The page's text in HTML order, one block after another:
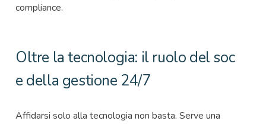
compliance.
Oltre la tecnologia: il ruolo del soc
e della gestione 24/7
Affidarsi solo alla tecnologia non basta. Serve una